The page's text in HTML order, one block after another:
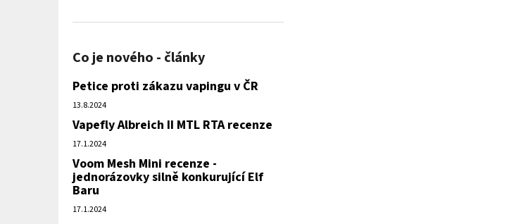
Co je nového - články
Petice proti zákazu vapingu v ČR
13.8.2024
Vapefly Albreich II MTL RTA recenze
17.1.2024
Voom Mesh Mini recenze -
jednorázovky silně konkurující Elf
Baru
17.1.2024